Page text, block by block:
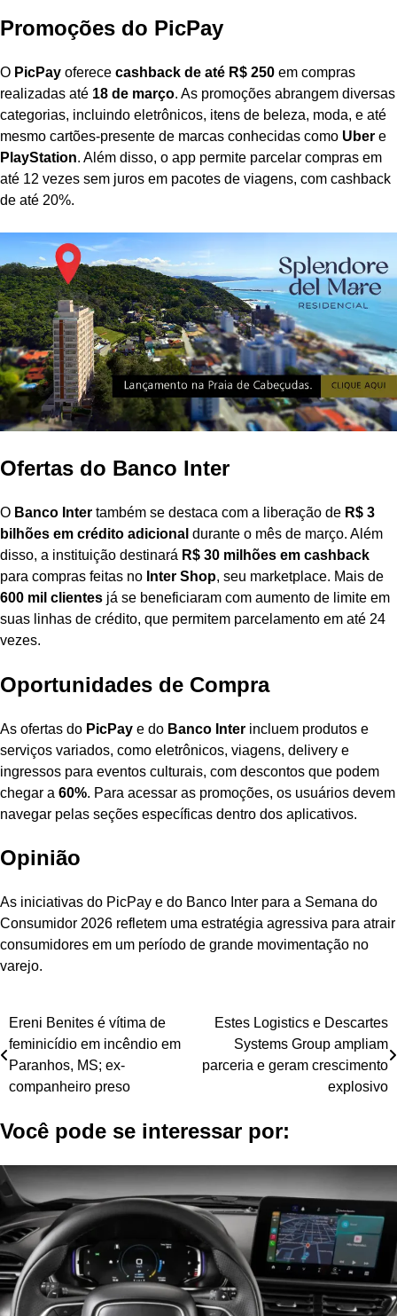
Promoções do PicPay
O PicPay oferece cashback de até R$ 250 em compras
realizadas até 18 de março. As promoções abrangem diversas
categorias, incluindo eletrônicos, itens de beleza, moda, e até
mesmo cartões-presente de marcas conhecidas como Uber e
PlayStation. Além disso, o app permite parcelar compras em
até 12 vezes sem juros em pacotes de viagens, com cashback
de até 20%.
Ofertas do Banco Inter
O Banco Inter também se destaca com a liberação de R$ 3
bilhões em crédito adicional durante o mês de março. Além
disso, a instituição destinará R$ 30 milhões em cashback
para compras feitas no Inter Shop, seu marketplace. Mais de
600 mil clientes já se beneficiaram com aumento de limite em
suas linhas de crédito, que permitem parcelamento em até 24
vezes.
Oportunidades de Compra
As ofertas do PicPay e do Banco Inter incluem produtos e
serviços variados, como eletrônicos, viagens, delivery e
ingressos para eventos culturais, com descontos que podem
chegar a 60%. Para acessar as promoções, os usuários devem
navegar pelas seções específicas dentro dos aplicativos.
Opinião
As iniciativas do PicPay e do Banco Inter para a Semana do
Consumidor 2026 refletem uma estratégia agressiva para atrair
consumidores em um período de grande movimentação no
varejo.
Navegação
de
Post
Ereni Benites é vítima de
feminicídio em incêndio em
Paranhos, MS; ex-
companheiro preso
Estes Logistics e Descartes
Systems Group ampliam
parceria e geram crescimento
explosivo
Você pode se interessar por: